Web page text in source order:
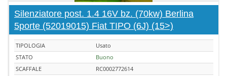
Silenziatore post. 1.4 16V bz. (70kw) Berlina
5porte (52019015) Fiat TIPO (6J) (15>)
TIPOLOGIA
Usato
STATO
Buono
SCAFFALE
RC0002772614